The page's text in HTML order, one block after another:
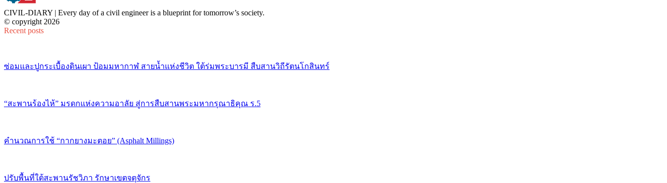
CIVIL-DIARY | Every day of a civil engineer is a blueprint for tomorrow’s society.
© copyright 2026
Recent posts
ซ่อมและปูกระเบื้องดินเผา ป้อมมหากาฬ สายน้ำแห่งชีวิต ใต้ร่มพระบารมี สืบสานวิถีรัตนโกสินทร์
“สะพานร้องไห้” มรดกแห่งความอาลัย สู่การสืบสานพระมหากรุณาธิคุณ ร.5
คำนวณการใช้ “กากยางมะตอย” (Asphalt Millings)
ปรับพื้นที่ใต้สะพานรัชวิภา รักษาเขตจตุจักร